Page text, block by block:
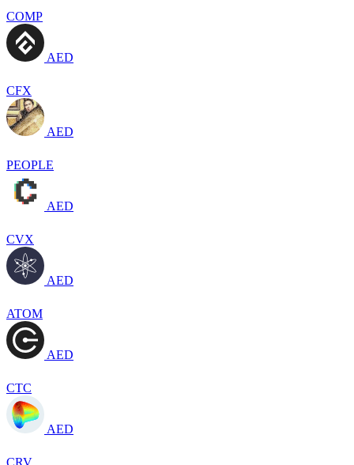
COMP
AED
CFX
AED
PEOPLE
AED
CVX
AED
ATOM
AED
CTC
AED
CRV